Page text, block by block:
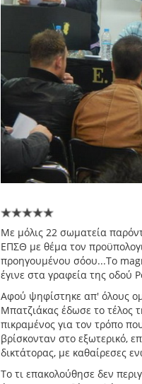
Με μόλις 22 σωματεία
ΕΠΣΘ με θέμα τον
προηγουμένου σόου...Το
έγινε στα γραφεία της οδού
Αφού ψηφίστηκε απ' όλους
Μπατζιάκας έδωσε το τέλος
πικραμένος για τον τρόπο
βρίσκονταν στο εξωτερικό,
δικτάτορας, με καθαίρεσες
Το τι επακολούθησε δεν